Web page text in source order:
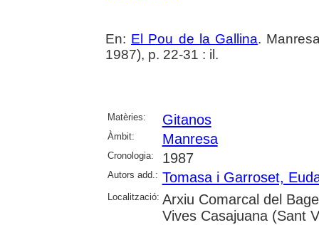
En: El Pou de la Gallina.
1987), p. 22-31 : il.
Matèries: Gitanos
Àmbit: Manresa
Cronologia: 1987
Autors add.: Tomasa i Garroset,
Localització: Arxiu Comarcal del
Vives Casajuana (Sant